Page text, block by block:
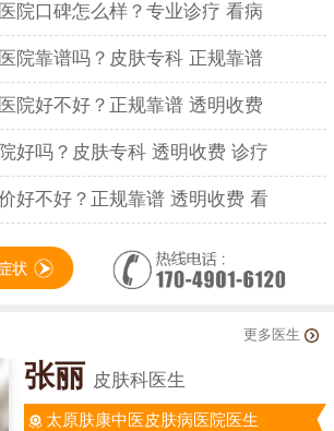
院口碑怎么样？专业诊疗 看病
院靠谱吗？皮肤专科 正规靠谱
院好不好？正规靠谱 透明收费
好吗？皮肤专科 透明收费 诊疗
好不好？正规靠谱 透明收费 看
更多医生
张丽 皮肤科医生
太原肤康中医皮肤病医院医生